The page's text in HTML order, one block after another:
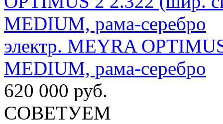
электр. MEYRA
MEDIUM, рама-серебро
620 000 руб.
СОВЕТУЕМ